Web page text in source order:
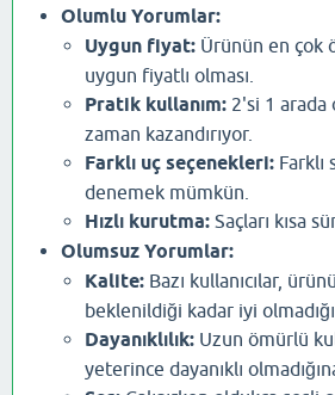
Olumlu Yorumlar:
Uygun fiyat: Ürünün en çok
uygun fiyatlı olması.
Pratik kullanım: 2'si 1 arada
zaman kazandırıyor.
Farklı uç seçenekleri: Farklı
denemek mümkün.
Hızlı kurutma: Saçları kısa
Olumsuz Yorumlar:
Kalite: Bazı kullanıcılar,
beklenildiği kadar iyi
Dayanıklılık: Uzun ömürlü
yeterince dayanıklı